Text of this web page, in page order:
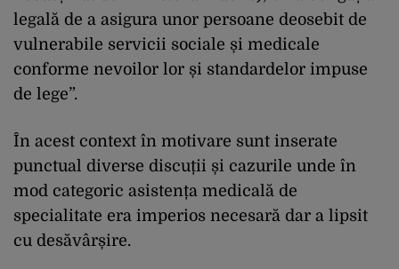
legală de a asigura unor persoane deosebit de
vulnerabile servicii sociale și medicale
conforme nevoilor lor și standardelor impuse
de lege”.
În acest context în motivare sunt inserate
punctual diverse discuții și cazurile unde în
mod categoric asistența medicală de
specialitate era imperios necesară dar a lipsit
cu desăvârșire.